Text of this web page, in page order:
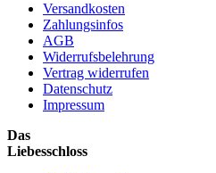
Versandkosten
Zahlungsinfos
AGB
Widerrufsbelehrung
Vertrag widerrufen
Datenschutz
Impressum
Das
Liebesschloss